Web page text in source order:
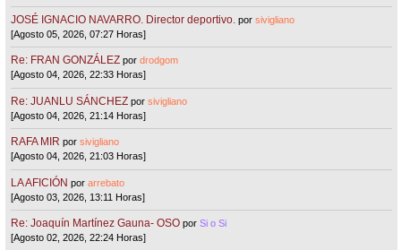
JOSÉ IGNACIO NAVARRO. Director deportivo. porsivigliano
[Agosto 05, 2026, 07:27 Horas]
Re: FRAN GONZÁLEZ pordrodgom
[Agosto 04, 2026, 22:33 Horas]
Re: JUANLU SÁNCHEZ porsivigliano
[Agosto 04, 2026, 21:14 Horas]
RAFA MIR porsivigliano
[Agosto 04, 2026, 21:03 Horas]
LA AFICIÓN porarrebato
[Agosto 03, 2026, 13:11 Horas]
Re: Joaquín Martínez Gauna- OSO porSi o Si
[Agosto 02, 2026, 22:24 Horas]